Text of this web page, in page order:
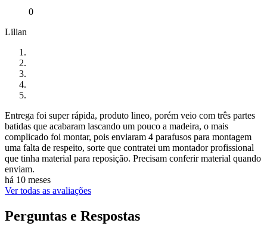
0
Lilian
Entrega foi super rápida, produto lineo, porém veio com três partes
batidas que acabaram lascando um pouco a madeira, o mais
complicado foi montar, pois enviaram 4 parafusos para montagem
uma falta de respeito, sorte que contratei um montador profissional
que tinha material para reposição. Precisam conferir material quando
enviam.
há 10 meses
Ver todas as avaliações
Perguntas e Respostas